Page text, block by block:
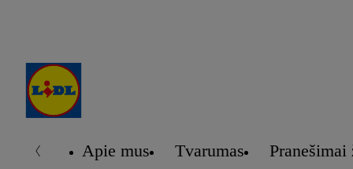
Apie mus Tvarumas